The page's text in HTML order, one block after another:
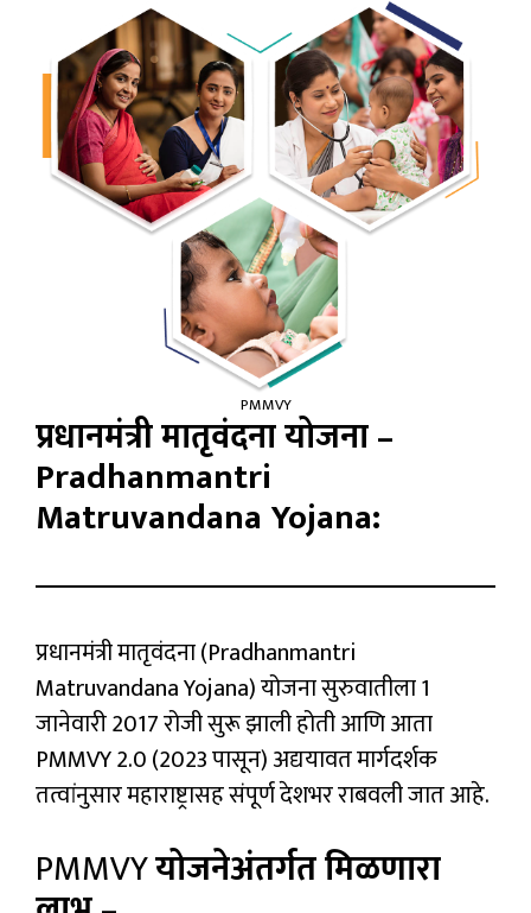
PMMVY
प्रधानमंत्री मातृवंदना योजना –
Pradhanmantri
Matruvandana Yojana:
प्रधानमंत्री मातृवंदना (Pradhanmantri
Matruvandana Yojana) योजना सुरुवातीला 1
जानेवारी 2017 रोजी सुरू झाली होती आणि आता
PMMVY 2.0 (2023 पासून) अद्ययावत मार्गदर्शक
तत्वांनुसार महाराष्ट्रासह संपूर्ण देशभर राबवली जात आहे.
PMMVYयोजनेअंतर्गत मिळणारा